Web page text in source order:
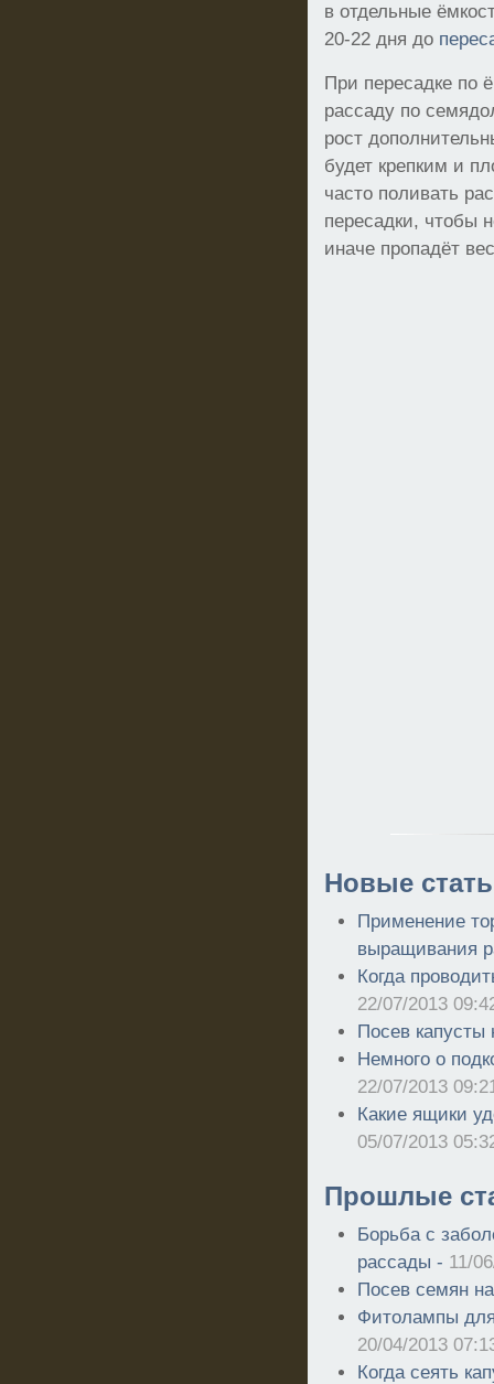
в отдельные
20-22 дня до
При пересадке по
рассаду по
рост
будет крепким и
часто поливать
пересадки, чтобы
иначе пропадёт
Новые
Применение
выращивания
Когда
22/07/2013
Посев
Немного о
22/07/2013
Какие ящики
05/07/2013
Прошлые
Борьба с
рассады - 11/
Посев семян
Фитолампы
20/04/2013
Когда сеять